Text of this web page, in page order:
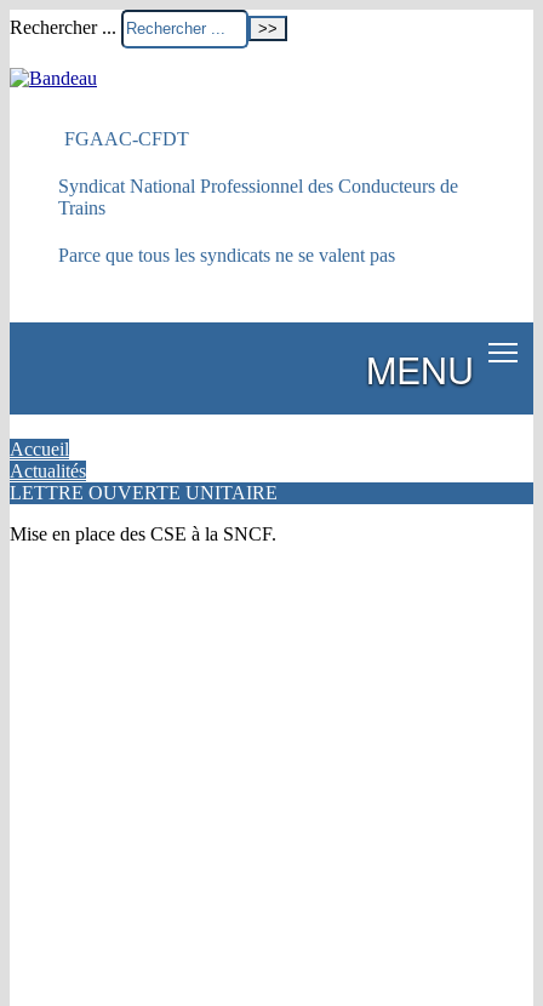
Rechercher ...
FGAAC-CFDT
Syndicat National Professionnel des Conducteurs de
Trains
Parce que tous les syndicats ne se valent pas
MENU
Accueil
Actualités
LETTRE OUVERTE UNITAIRE
Mise en place des CSE à la SNCF.